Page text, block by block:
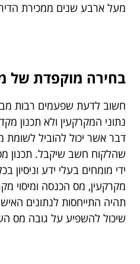
מעל ארבע שנים ממכירת
בחירה מוקפדת של
חשוב לדעת שפעמים רבות
נתוני המקרקעין ולא תכנון
דבר אשר יכול להוביל לשומת
שהלקוח חשב שיקבל. תכנון
ידי מומחים בעלי ידע וניסיון
מקרקעין, מס הכנסה ומיסוי
תהיה התייחסות לנתונים
שיכול להשפיע על גובה מס